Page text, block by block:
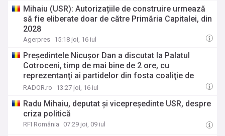
Mihaiu (USR): Autorizațiile de construire urmează
să fie eliberate doar de către Primăria Capitalei, din
2028
Agerpres 15:18 joi, 16 iul
Preşedintele Nicuşor Dan a discutat la Palatul
Cotroceni, timp de mai bine de 2 ore, cu
reprezentanţi ai partidelor din fosta coaliţie de
guvernare
RADOR.ro 13:27 joi, 16 iul
Radu Mihaiu, deputat și vicepreședinte USR, despre
criza politică
RFI România 07:29 joi, 09 iul